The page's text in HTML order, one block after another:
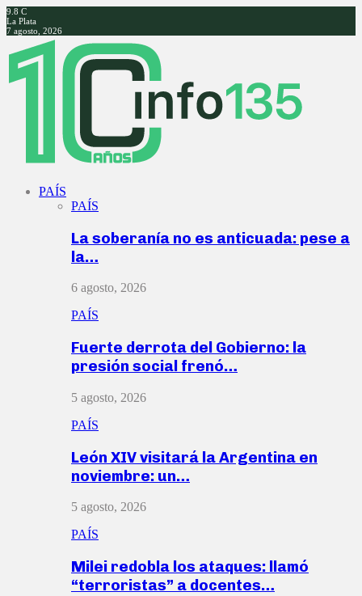
9.8 C
La Plata
7 agosto, 2026
Facebook
Twitter
Instagram
Youtube
PAÍS
PAÍS
La soberanía no es anticuada: pese a
la…
6 agosto, 2026
PAÍS
Fuerte derrota del Gobierno: la
presión social frenó…
5 agosto, 2026
PAÍS
León XIV visitará la Argentina en
noviembre: un…
5 agosto, 2026
PAÍS
Milei redobla los ataques: llamó
“terroristas” a docentes…